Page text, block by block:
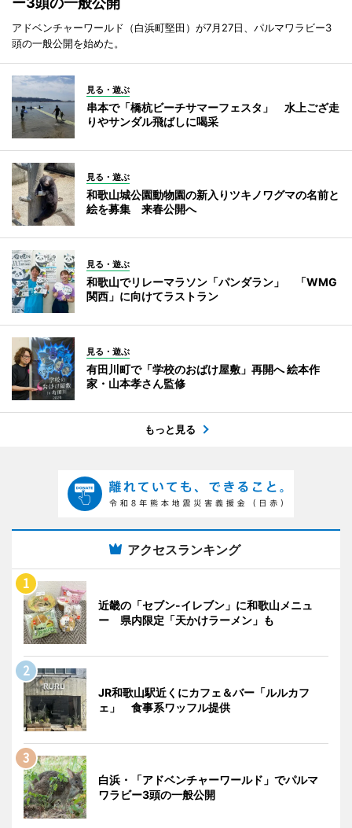
アドベンチャーワールド（白浜町堅田）が7月27日、パルマワラビー3
頭の一般公開を始めた。
見る・遊ぶ
串本で「橋杭ビーチサマーフェスタ」 水上ござ走
りやサンダル飛ばしに喝采
見る・遊ぶ
和歌山城公園動物園の新入りツキノワグマの名前と
絵を募集 来春公開へ
見る・遊ぶ
和歌山でリレーマラソン「パンダラン」 「WMG
関西」に向けてラストラン
見る・遊ぶ
有田川町で「学校のおばけ屋敷」再開へ 絵本作
家・山本孝さん監修
もっと見る
アクセスランキング
近畿の「セブン-イレブン」に和歌山メニュ
ー 県内限定「天かけラーメン」も
JR和歌山駅近くにカフェ＆バー「ルルカフ
ェ」 食事系ワッフル提供
白浜・「アドベンチャーワールド」でパルマ
ワラビー3頭の一般公開